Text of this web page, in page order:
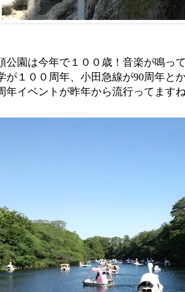
公園は今年で１００歳！ 音楽が鳴っ
が１００周年、小田急線が90周年と
年イベントが昨年から流行ってますね